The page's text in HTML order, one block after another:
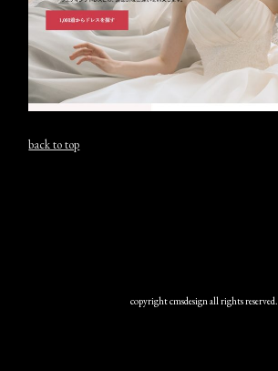
back to top
copyright cmsdesign all rights reserved.